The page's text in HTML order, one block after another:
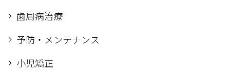
歯周病治療
予防・メンテナンス
小児矯正